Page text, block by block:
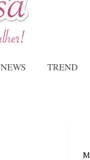
NEWS TREND